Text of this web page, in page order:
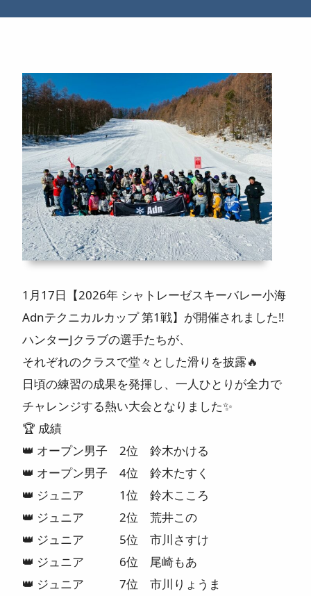
よくある質問
スタッフ紹介
1月17日【2026年 シャトレーゼスキーバレー小海
Adnテクニカルカップ 第1戦】が開催されました‼️
ハンターJクラブの選手たちが、
それぞれのクラスで堂々とした滑りを披露🔥
日頃の練習の成果を発揮し、一人ひとりが全力で
チャレンジする熱い大会となりました✨
🏆 成績
👑 オープン男子 2位 鈴木かける
👑 オープン男子 4位 鈴木たすく
👑 ジュニア 1位 鈴木こころ
👑 ジュニア 2位 荒井この
👑 ジュニア 5位 市川さすけ
👑 ジュニア 6位 尾崎もあ
👑 ジュニア 7位 市川りょうま